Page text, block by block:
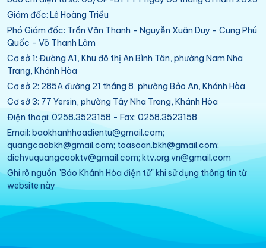
Giám đốc: Lê Hoàng Triều
Phó Giám đốc: Trần Văn Thanh - Nguyễn Xuân Duy - Cung Phú
Quốc - Võ Thanh Lâm
Cơ sở 1: Đường A1, Khu đô thị An Bình Tân, phường Nam Nha
Trang, Khánh Hòa
Cơ sở 2: 285A đường 21 tháng 8, phường Bảo An, Khánh Hòa
Cơ sở 3: 77 Yersin, phường Tây Nha Trang, Khánh Hòa
Điện thoại: 0258.3523158 - Fax: 0258.3523158
Email: baokhanhhoadientu@gmail.com;
quangcaobkh@gmail.com; toasoan.bkh@gmail.com;
dichvuquangcaoktv@gmail.com; ktv.org.vn@gmail.com
Ghi rõ nguồn "Báo Khánh Hòa điện tử" khi sử dụng thông tin từ
website này